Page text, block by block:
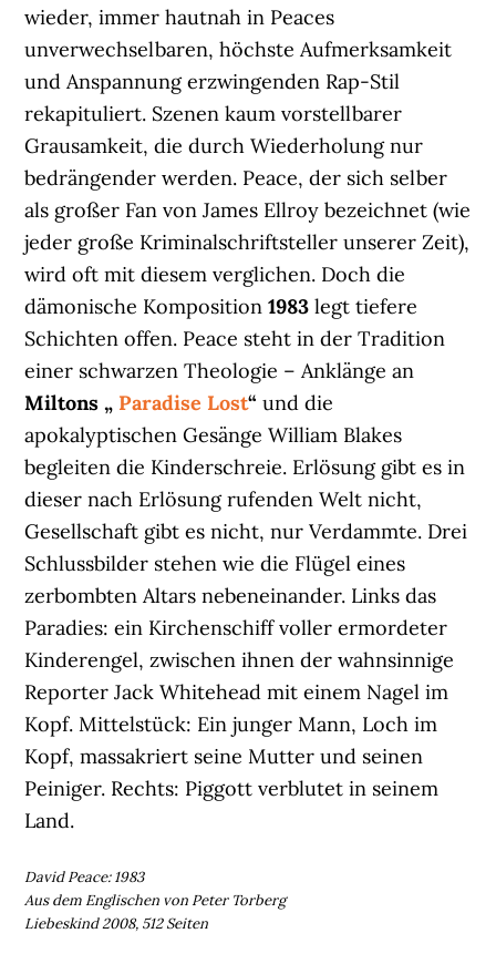
wieder, immer hautnah in Peaces
unverwechselbaren, höchste Aufmerksamkeit
und Anspannung erzwingenden Rap-Stil
rekapituliert. Szenen kaum vorstellbarer
Grausamkeit, die durch Wiederholung nur
bedrängender werden. Peace, der sich selber
als großer Fan von James Ellroy bezeichnet (wie
jeder große Kriminalschriftsteller unserer Zeit),
wird oft mit diesem verglichen. Doch die
dämonische Komposition1983 legt tiefere
Schichten offen. Peace steht in der Tradition
einer schwarzen Theologie – Anklänge an
Miltons „ Paradise Lost“ und die
apokalyptischen Gesänge William Blakes
begleiten die Kinderschreie. Erlösung gibt es in
dieser nach Erlösung rufenden Welt nicht,
Gesellschaft gibt es nicht, nur Verdammte. Drei
Schlussbilder stehen wie die Flügel eines
zerbombten Altars nebeneinander. Links das
Paradies: ein Kirchenschiff voller ermordeter
Kinderengel, zwischen ihnen der wahnsinnige
Reporter Jack Whitehead mit einem Nagel im
Kopf. Mittelstück: Ein junger Mann, Loch im
Kopf, massakriert seine Mutter und seinen
Peiniger. Rechts: Piggott verblutet in seinem
Land.
David Peace: 1983
Aus dem Englischen von Peter Torberg
Liebeskind 2008, 512 Seiten